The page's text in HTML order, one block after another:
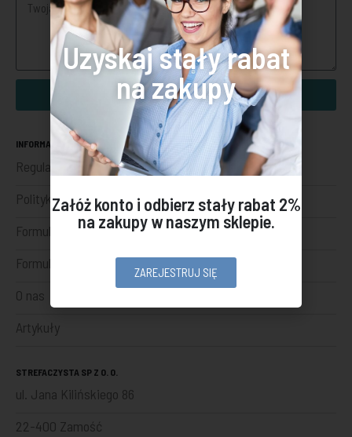
Wyślij
INFORMACJE
Regulamin sklepu internetowego
Polityka prywatności
Formularz odstąpienia
Formularz reklamacji
O nas
Artykuły
STREFACZYSTA SP Z O. O.
ul. Jana Kilińskiego 86
22-400 Zamość
Uzyskaj stały rabat
na zakupy
Załóż konto i odbierz stały rabat 2%
na zakupy w naszym sklepie.
ZAREJESTRUJ SIĘ